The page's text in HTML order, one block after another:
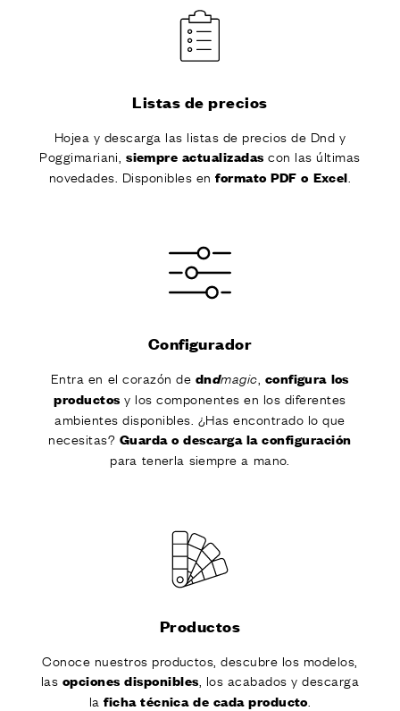
Listas de precios
Hojea y descarga las listas de precios de Dnd y
Poggimariani,siempre actualizadas con las últimas
novedades. Disponibles en formato PDF o Excel
Configurador
Entra en el corazón de dndmagic configura los
productos y los componentes en los diferentes
ambientes disponibles. ¿Has encontrado lo que
necesitas? Guarda o descarga la configuración
para tenerla siempre a mano.
Productos
Conoce nuestros productos, descubre los modelos,
las opciones disponibles , los acabados y descarga
laficha técnica de cada producto.